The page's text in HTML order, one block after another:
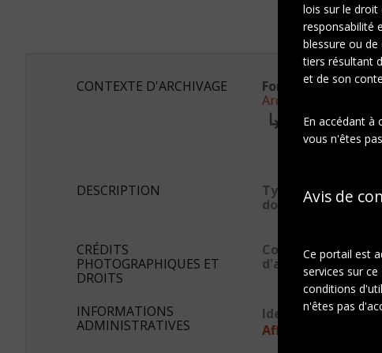
CONTEXTE D'ARCHIVAGE
Fonds ou
Archives Marcel
Série:
Sous-série:
DESCRIPTION
Type de
document
CRÉDITS
PHOTOGRAPHIQUES ET
DROITS
Conditions
d'accès
INFORMATIONS
ADMINISTRATIVES
Identifiant
Afficher en JSON-LD
lois sur le droit
responsabilité
blessure ou
tiers résultant
et de son
En accédant à
vous n'êtes
Avis de
Ce portail est
services sur
conditions
n'êtes pas